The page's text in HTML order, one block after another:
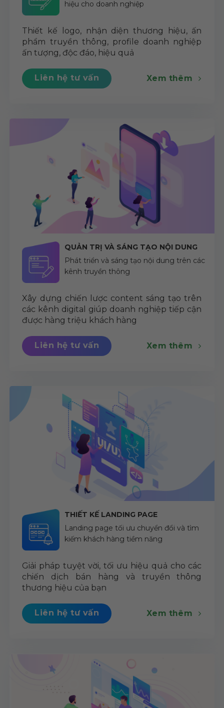
hiệu cho doanh nghiệp
Thiết kế logo, nhận diện thương hiệu, ấn
phẩm truyền thông, profile doanh nghiệp
ấn tượng, độc đáo, hiệu quả
Liên hệ tư vấn Xem thêm
QUẢN TRỊ VÀ SÁNG TẠO NỘI DUNG
Phát triển và sáng tạo nội dung trên các
kênh truyền thông
Xây dựng chiến lược content sáng tạo trên
các kênh digital giúp doanh nghiệp tiếp cận
được hàng triệu khách hàng
Liên hệ tư vấn Xem thêm
THIẾT KẾ LANDING PAGE
Landing page tối ưu chuyển đổi và tìm
kiếm khách hàng tiềm năng
Giải pháp tuyệt vời, tối ưu hiệu quả cho các
chiến dịch bán hàng và truyền thông
thương hiệu của bạn
Liên hệ tư vấn Xem thêm